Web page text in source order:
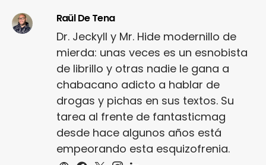
Raül De Tena
Dr. Jeckyll y Mr. Hide modernillo de
mierda: unas veces es un esnobista
de librillo y otras nadie le gana a
chabacano adicto a hablar de
drogas y pichas en sus textos. Su
tarea al frente de fantasticmag
desde hace algunos años está
empeorando esta esquizofrenia.